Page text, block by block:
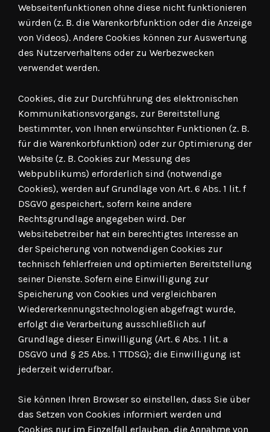
Webseitenfunktionen ohne diese nicht funktionieren
würden (z. B. die Warenkorbfunktion oder die Anzeige
von Videos). Andere Cookies können zur Auswertung
des Nutzerverhaltens oder zu Werbezwecken
verwendet werden.
Cookies, die zur Durchführung des elektronischen
Kommunikationsvorgangs, zur Bereitstellung
bestimmter, von Ihnen erwünschter Funktionen (z. B.
für die Warenkorbfunktion) oder zur Optimierung der
Website (z. B. Cookies zur Messung des
Webpublikums) erforderlich sind (notwendige
Cookies), werden auf Grundlage von Art. 6 Abs. 1 lit. f
DSGVO gespeichert, sofern keine andere
Rechtsgrundlage angegeben wird. Der
Websitebetreiber hat ein berechtigtes Interesse an
der Speicherung von notwendigen Cookies zur
technisch fehlerfreien und optimierten Bereitstellung
seiner Dienste. Sofern eine Einwilligung zur
Speicherung von Cookies und vergleichbaren
Wiedererkennungstechnologien abgefragt wurde,
erfolgt die Verarbeitung ausschließlich auf
Grundlage dieser Einwilligung (Art. 6 Abs. 1 lit. a
DSGVO und § 25 Abs. 1 TTDSG); die Einwilligung ist
jederzeit widerrufbar.
Sie können Ihren Browser so einstellen, dass Sie über
das Setzen von Cookies informiert werden und
Cookies nur im Einzelfall erlauben, die Annahme von